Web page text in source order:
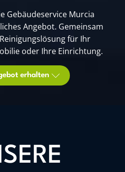
Gebäudeservice Murcia
Angebot. Gemeinsam
für Ihr
oder Ihre Einrichtung.
erhalten